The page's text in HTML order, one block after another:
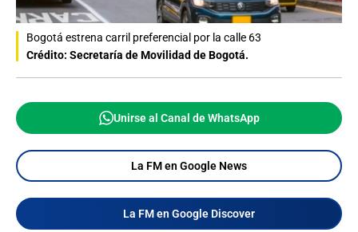
Bogotá estrena carril preferencial por la calle 63
Crédito: Secretaría de Movilidad de Bogotá.
Unirse al Canal de WhatsApp
La FM en Google News
La FM en Google Discover